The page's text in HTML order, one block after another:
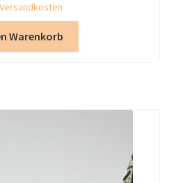
Versandkosten
Warenkorb